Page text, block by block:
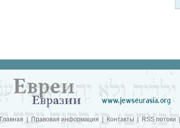
Главная Правовая информация Контакты RSS потоки